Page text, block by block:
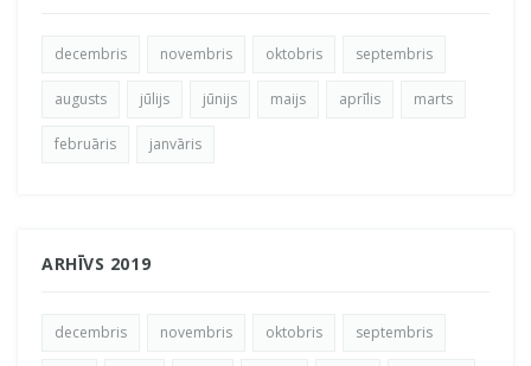
decembris novembris oktobris septembris
augusts jūlijs jūnijs maijs aprīlis marts
februāris janvāris
ARHĪVS 2019
decembris novembris oktobris septembris